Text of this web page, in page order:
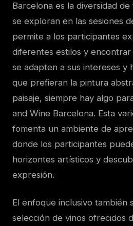
Barcelona es la diversidad
se exploran en las sesiones
permite a los participantes
diferentes estilos y
se adapten a sus intereses y
que prefieran la pintura
paisaje, siempre hay algo
and Wine Barcelona. Esta
fomenta un ambiente de
donde los participantes
horizontes artísticos y
expresión.
El enfoque inclusivo también
selección de vinos ofrecidos